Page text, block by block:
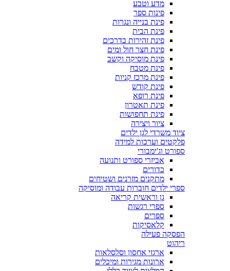
מדע וטבע
פינות ספר
פינת בנייה ונגרות
פינת הבית
פינת זהירות בדרכים
פינת חצר חול ומים
פינת מוסיקה וקשב
פינת מטבח
פינת מרכז קניות
פינת קודש
פינת רופא
פינת תאטרון
פינת תחפושות
ציור ויצירה
ציוד משרדי לגן ילדים
פלקטים וערכות למידה
ספורט וג'ימבורי
אביזרי ספורט ותנועה
כדורים
מתקנים מזרנים ושטיחים
ספרי ילדים חוברות עבודה ומוסיקה
גן וראשית קריאה
ספרי רגשות
ספרים
קלאסיקות
הפסקה פעילה
ריהוט
ארגזי אחסון וסלסלאות
ארונות מגירות ומיכלים